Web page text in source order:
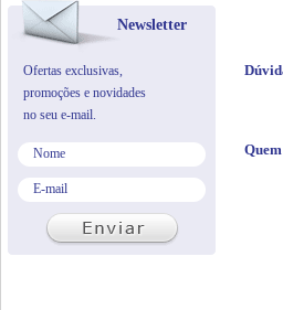
Newsletter
Ofertas exclusivas,
promoções e novidades
no seu e-mail.